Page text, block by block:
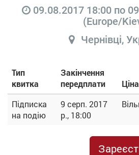
09.08.2017 18:00 по
(Europe/
Чернівці,
Тип
квитка
Закінчення
передплати
Ціна
Підписка
на подію
9 серп. 2017
р., 18:00